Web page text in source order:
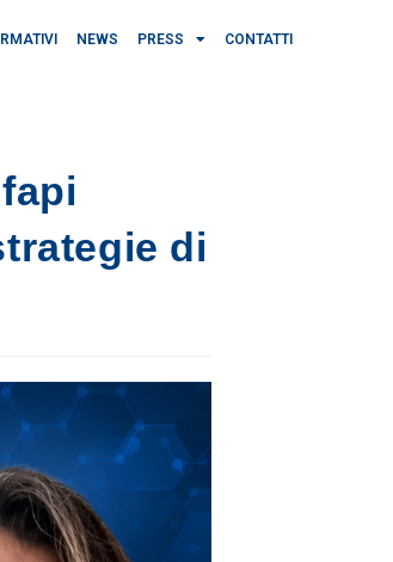
NEWS PRESS CONTATTI
di